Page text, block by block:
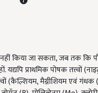
नहीं किया जा सकता, जब तक
प्राथमिक पोषक तत्त्वों
(कैल्शियम, मैग्नीशियम एवं गंधक (